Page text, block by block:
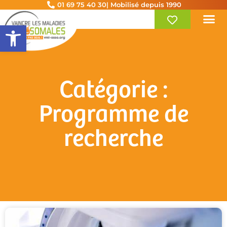
Ouvrir la barre d’outils
01 69 75 40 30| Mobilisé depuis 1990
Catégorie :
Programme de
recherche